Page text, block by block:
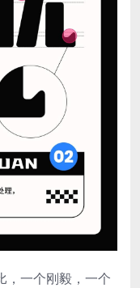
，一个刚毅，一个